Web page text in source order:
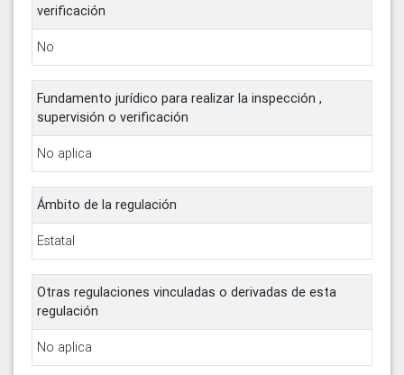
verificación
No
Fundamento jurídico para realizar la inspección ,
supervisión o verificación
No aplica
Ámbito de la regulación
Estatal
Otras regulaciones vinculadas o derivadas de esta
regulación
No aplica